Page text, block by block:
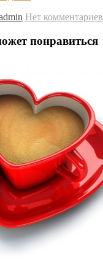
Нет комментариев
понравиться